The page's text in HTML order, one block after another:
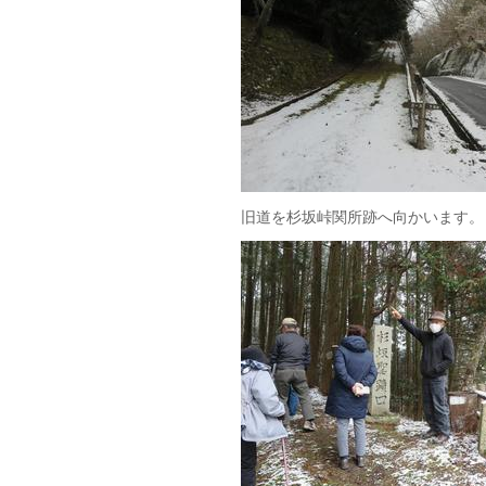
旧道を杉坂峠関所跡へ向かいます。